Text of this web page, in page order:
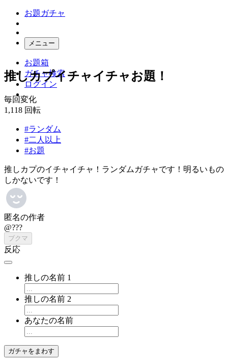
お題ガチャ
メニュー
お題箱
ガチャ検索
ログイン
推しカプイチャイチャお題！
毎回変化
1,118 回転
#ランダム
#二人以上
#お題
推しカプのイチャイチャ！ランダムガチャです！明るいもの
しかないです！
匿名の作者
@???
ブクマ
反応
推しの名前 1
推しの名前 2
あなたの名前
ガチャをまわす